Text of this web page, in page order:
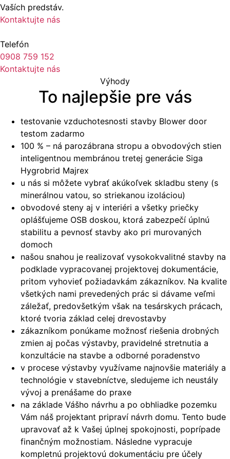
Vaších predstáv.
Kontaktujte nás
Telefón
0908 759 152
Kontaktujte nás
Výhody
To najlepšie pre vás
testovanie vzduchotesnosti stavby Blower door
testom zadarmo
100 % – ná parozábrana stropu a obvodových stien
inteligentnou membránou tretej generácie Siga
Hygrobrid Majrex
u nás si môžete vybrať akúkoľvek skladbu steny (s
minerálnou vatou, so striekanou izoláciou)
obvodové steny aj v interiéri a všetky priečky
oplášťujeme OSB doskou, ktorá zabezpečí úplnú
stabilitu a pevnosť stavby ako pri murovaných
domoch
našou snahou je realizovať vysokokvalitné stavby na
podklade vypracovanej projektovej dokumentácie,
pritom vyhovieť požiadavkám zákazníkov. Na kvalite
všetkých nami prevedených prác si dávame veľmi
záležať, predovšetkým však na tesárskych prácach,
ktoré tvoria základ celej drevostavby
zákazníkom ponúkame možnosť riešenia drobných
zmien aj počas výstavby, pravidelné stretnutia a
konzultácie na stavbe a odborné poradenstvo
v procese výstavby využívame najnovšie materiály a
technológie v stavebníctve, sledujeme ich neustály
vývoj a prenášame do praxe
na základe Vášho návrhu a po obhliadke pozemku
Vám náš projektant pripraví návrh domu. Tento bude
upravovať až k Vašej úplnej spokojnosti, poprípade
finančným možnostiam. Následne vypracuje
kompletnú projektovú dokumentáciu pre účely